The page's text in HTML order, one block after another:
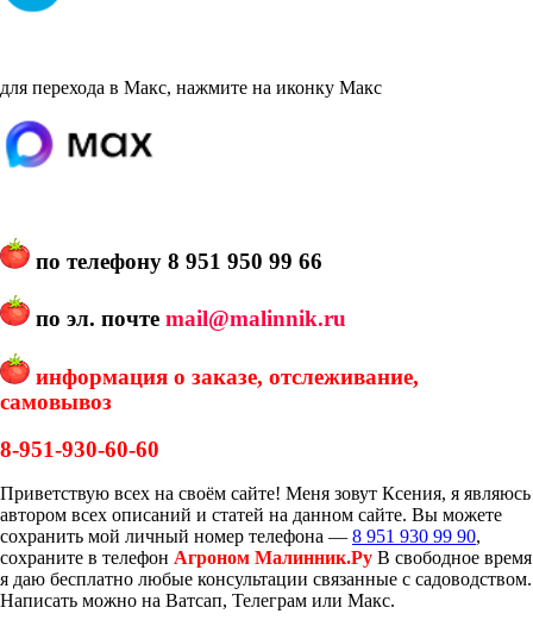
для перехода в Макс, нажмите на иконку Макс
по телефону 8 951 950 99 66
по эл. почте mail@malinnik.ru
информация о заказе, отслеживание,
самовывоз
8-951-930-60-60
Приветствую всех на своём сайте! Меня зовут Ксения, я являюсь
автором всех описаний и статей на данном сайте. Вы можете
сохранить мой личный номер телефона — 8 951 930 99 90,
сохраните в телефон Агроном Малинник.Ру В свободное время
я даю бесплатно любые консультации связанные с садоводством.
Написать можно на Ватсап, Телеграм или Макс.